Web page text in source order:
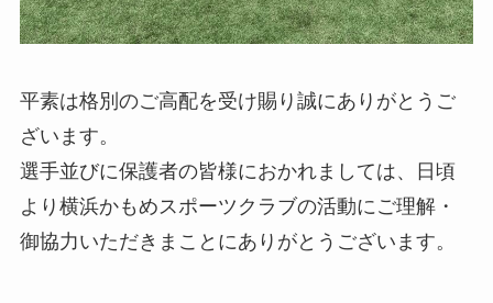
平素は格別のご高配を受け賜り誠にありがとうご
ざいます。
選手並びに保護者の皆様におかれましては、日頃
より横浜かもめスポーツクラブの活動にご理解・
御協力いただきまことにありがとうございます。